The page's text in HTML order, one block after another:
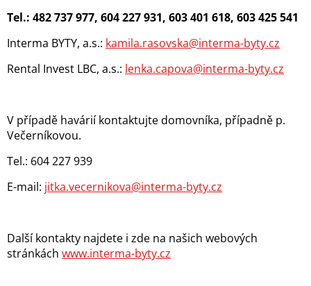
Tel.: 482 737 977, 604 227 931, 603 401 618, 603 425 541
Interma BYTY, a.s.: kamila.rasovska@interma-byty.cz
Rental Invest LBC, a.s.: lenka.capova@interma-byty.cz
V případě havárií kontaktujte domovníka, případně p.
Večerníkovou.
Tel.: 604 227 939
E-mail: jitka.vecernikova@interma-byty.cz
Další kontakty najdete i zde na našich webových
stránkách www.interma-byty.cz